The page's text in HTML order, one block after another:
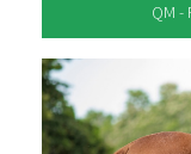
QM -